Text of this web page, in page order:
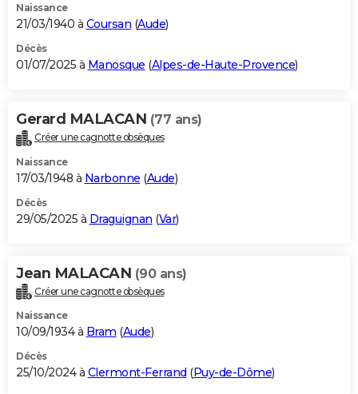
Naissance
21/03/1940 à Coursan (Aude)
Décès
01/07/2025 à Manosque (Alpes-de-Haute-Provence)
Gerard MALACAN (77 ans)
Créer une cagnotte obsèques
Naissance
17/03/1948 à Narbonne (Aude)
Décès
29/05/2025 à Draguignan (Var)
Jean MALACAN (90 ans)
Créer une cagnotte obsèques
Naissance
10/09/1934 à Bram (Aude)
Décès
25/10/2024 à Clermont-Ferrand (Puy-de-Dôme)